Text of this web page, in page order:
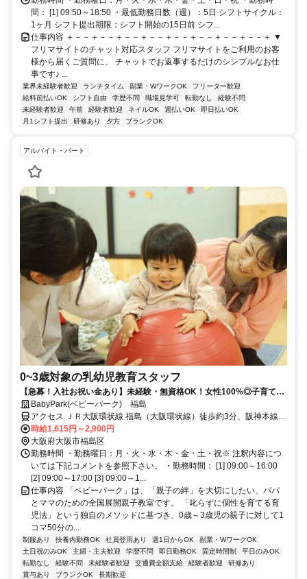
間： [1] 09:50～18:50 ・最低勤務日数（週）：5日 シフトサイクル：
1ヶ月 シフト提出期限：シフト開始の15日前 シフ...
仕事内容 ＋－－＋－－＋－－＋－－＋－－＋－－＋－－＋－－＋ ▼
フリマサイトのチャット対応スタッフ フリマサイトをご利用のお客
様から届くご質問に、 チャットでお返事するだけのシンプルなお仕
事です♪ ...
業界未経験者歓迎 ランチタイム 副業・WワークOK
フリーター歓迎
給料前払いOK
シフト自由 学歴不問 職場見学可 転勤なし
経験不問
未経験者歓迎
午前 経験者歓迎 ネイルOK 週払いOK
即日払いOK
月1シフト提出
研修あり 夕方 ブランクOK
アルバイト・パート
0~3歳対象の乳幼児教育スタッフ
【急募！入社お祝い金あり】未経験・無資格OK！女性100%◎子育て経
験活かせる乳幼児教育スタッフ
BabyPark(ベビーパーク) 福島
アクセス ＪＲ大阪環状線 福島（大阪環状線）徒歩約3分、阪神本線
福島（阪神線）西出口2徒歩約6分、ＪＲ東西線 新福島1番口徒歩約6
分
時給1,615円～2,900円
大阪府大阪市福島区
勤務時間 ・勤務曜日：月・火・水・木・金・土・祝※ 注釈内容につ
いては下記コメントを参照下さい。 ・勤務時間： [1] 09:00～16:00
[2] 09:00～17:00 [3] 09:00～1...
仕事内容 「ベビーパーク」は、「親子の絆」を大切にしたい、パパ
とママのための全国展開親子教室です。 「叱らずに個性を育てる育
児法」という独自のメソッドに基づき、0歳～3歳児の親子に対して1
コマ50分の...
制服あり 扶養内勤務OK 社員登用あり 週1日からOK
副業・WワークOK
土日祝のみOK
主婦・主夫歓迎 学歴不問 即日勤務OK 固定時間制
平日のみOK
転勤なし
経験不問 未経験者歓迎 交通費全額支給 経験者歓迎
研修あり
賞与あり
ブランクOK 長期歓迎